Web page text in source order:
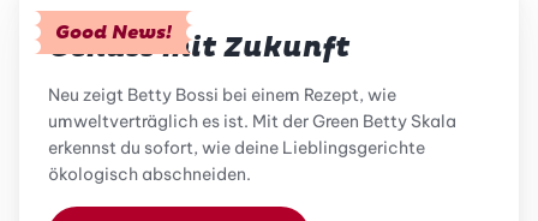
Good News!
Genuss mit Zukunft
Neu zeigt Betty Bossi bei einem Rezept, wie
umweltverträglich es ist. Mit der Green Betty Skala
erkennst du sofort, wie deine Lieblingsgerichte
ökologisch abschneiden.